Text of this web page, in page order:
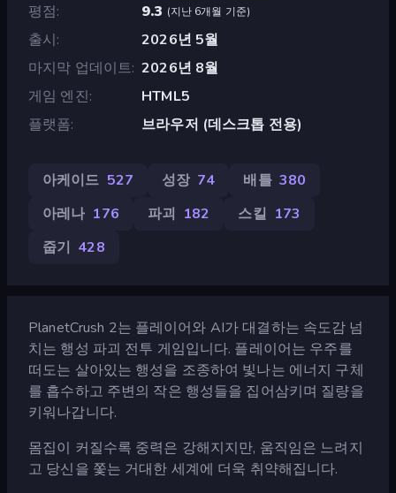
평점
9.3 (지난 6개월 기준)
출시
2026년 5월
마지막 업데이트 2026년 8월
게임 엔진
HTML5
플랫폼
브라우저 (데스크톱 전용)
아케이드 527 성장 74 배틀 380
아레나 176 파괴 182 스킬 173
줍기 428
PlanetCrush 2는 플레이어와 AI가 대결하는 속도감 넘
치는 행성 파괴 전투 게임입니다. 플레이어는 우주를
떠도는 살아있는 행성을 조종하여 빛나는 에너지 구체
를 흡수하고 주변의 작은 행성들을 집어삼키며 질량을
키워나갑니다.
몸집이 커질수록 중력은 강해지지만, 움직임은 느려지
고 당신을 쫓는 거대한 세계에 더욱 취약해집니다.